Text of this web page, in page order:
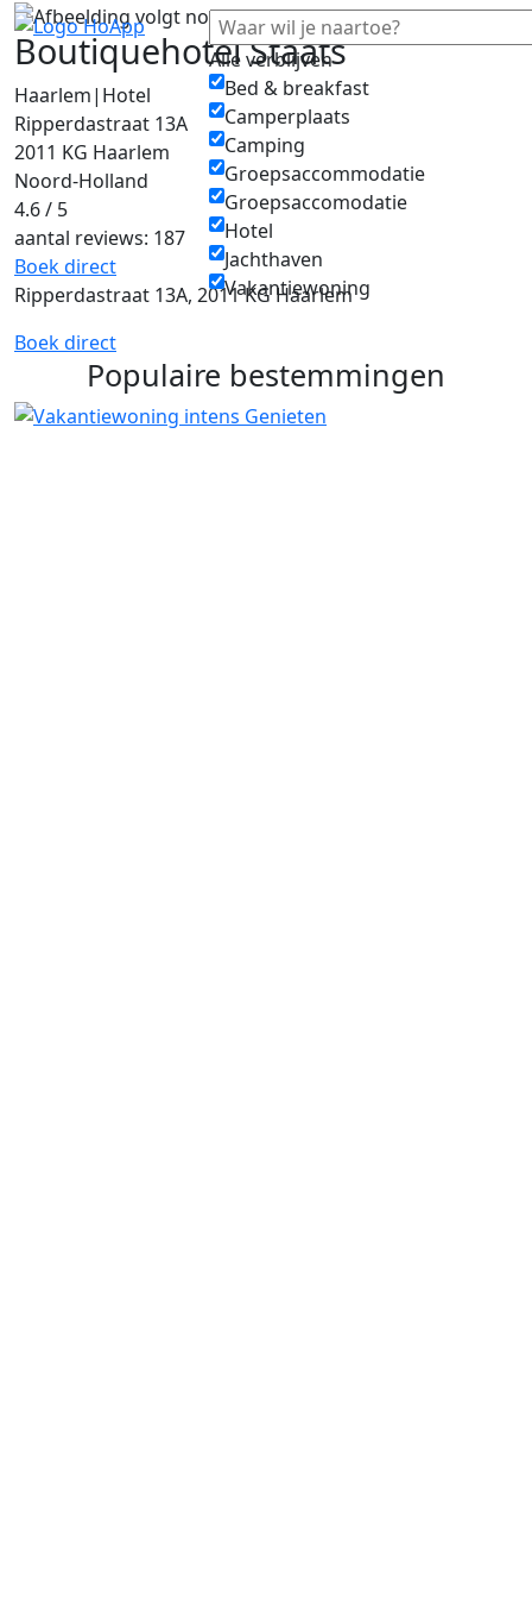
Alle verblijven
Bed & breakfast
Camperplaats
Camping
Groepsaccommodatie
Groepsaccomodatie
Hotel
Jachthaven
Vakantiewoning
Boutiquehotel Staats
Haarlem| Hotel
Ripperdastraat 13A
2011 KG Haarlem
Noord-Holland
4.6 / 5
aantal reviews: 187
Boek direct
Ripperdastraat 13A, 2011 KG Haarlem
Boek direct
Populaire bestemmingen